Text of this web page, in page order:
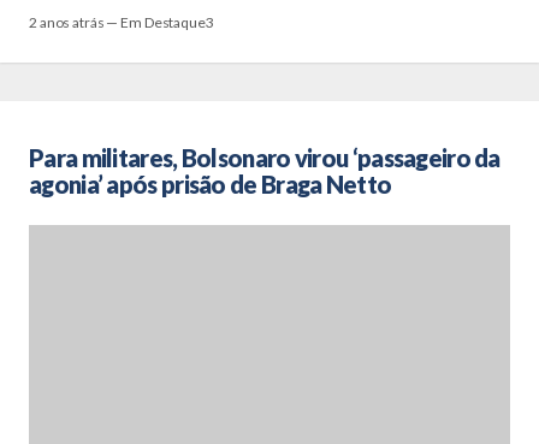
2 anos atrás — Em Destaque3
Para militares, Bolsonaro virou ‘passageiro da
agonia’ após prisão de Braga Netto